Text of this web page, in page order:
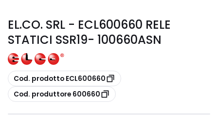
EL.CO. SRL - ECL600660 RELE
STATICI SSR19- 100660ASN
copia
Cod. prodotto ECL600660
copia
Cod. produttore 600660